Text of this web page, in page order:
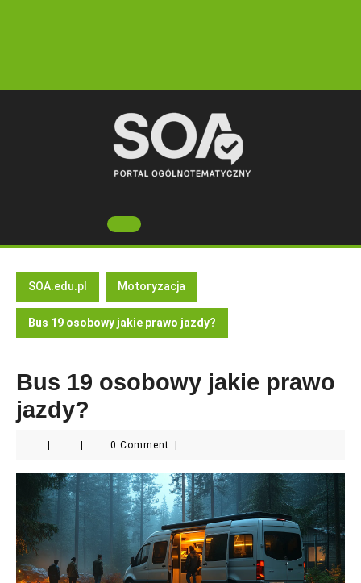
Open
Button
SOA.edu.pl Motoryzacja
Bus 19 osobowy jakie prawo jazdy?
Bus 19 osobowy jakie prawo
jazdy?
0 Comment